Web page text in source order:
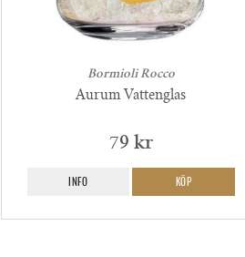
Bormioli Rocco
Aurum Vattenglas
79 kr
INFO KÖP